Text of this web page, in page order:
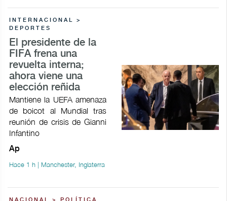
INTERNACIONAL >
DEPORTES
El presidente de la
FIFA frena una
revuelta interna;
ahora viene una
elección reñida
Mantiene la UEFA amenaza
de boicot al Mundial tras
reunión de crisis de Gianni
Infantino
Ap
Hace 1 h | Manchester, Inglaterra
NACIONAL > POLÍTICA